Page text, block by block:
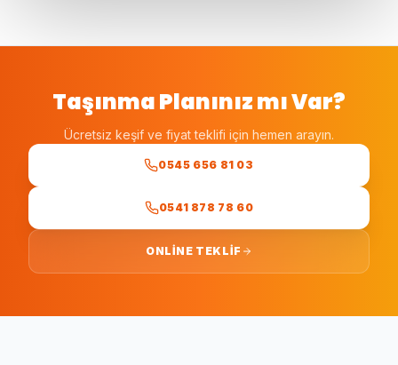
Taşınma Planınız mı Var?
Ücretsiz keşif ve fiyat teklifi için hemen arayın.
0545 656 81 03
0541 878 78 60
ONLINE TEKLIF